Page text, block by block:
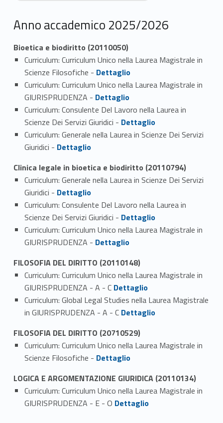
Anno accademico 2025/2026
Bioetica e biodiritto (20110050)
Curriculum: Curriculum Unico nella Laurea Magistrale in
Scienze Filosofiche - Link identifier #identifier_person_7560-1
Dettaglio
Curriculum: Curriculum Unico nella Laurea Magistrale in
GIURISPRUDENZA - Link identifier #identifier_person_61140-2
Dettaglio
Curriculum: Consulente Del Lavoro nella Laurea in
Scienze Dei Servizi Giuridici - Link identifier #identifier_person_161847-3
Dettaglio
Curriculum: Generale nella Laurea in Scienze Dei Servizi
Giuridici - Link identifier #identifier_person_169261-4
Dettaglio
Clinica legale in bioetica e biodiritto (20110794)
Curriculum: Generale nella Laurea in Scienze Dei Servizi
Giuridici - Link identifier #identifier_person_135854-1
Dettaglio
Curriculum: Consulente Del Lavoro nella Laurea in
Scienze Dei Servizi Giuridici - Link identifier #identifier_person_111787-2
Dettaglio
Curriculum: Curriculum Unico nella Laurea Magistrale in
GIURISPRUDENZA - Link identifier #identifier_person_184123-3
Dettaglio
FILOSOFIA DEL DIRITTO (20110148)
Curriculum: Curriculum Unico nella Laurea Magistrale in
GIURISPRUDENZA - A - C Link identifier #identifier_person_45555-1
Dettaglio
Curriculum: Global Legal Studies nella Laurea Magistrale
in GIURISPRUDENZA - A - C Link identifier #identifier_person_87687-2
Dettaglio
FILOSOFIA DEL DIRITTO (20710529)
Curriculum: Curriculum Unico nella Laurea Magistrale in
Scienze Filosofiche - Link identifier #identifier_person_117036-1
Dettaglio
LOGICA E ARGOMENTAZIONE GIURIDICA (20110134)
Curriculum: Curriculum Unico nella Laurea Magistrale in
GIURISPRUDENZA - E - O Link identifier #identifier_person_134455-1
Dettaglio